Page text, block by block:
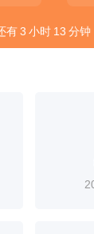
有3 小时 13 分钟